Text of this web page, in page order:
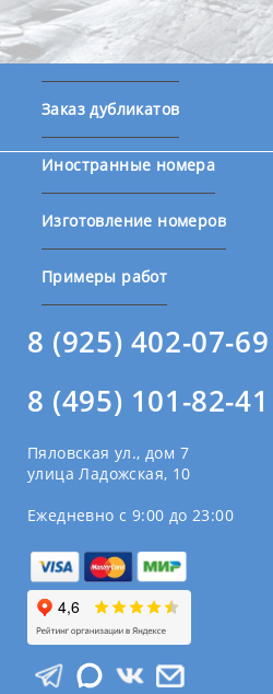
Заказ дубликатов
Иностранные номера
Изготовление номеров
Примеры работ
8 (925) 402-07-69
8 (495) 101-82-41
Пяловская ул., дом 7
улица Ладожская, 10
Ежедневно с 9:00 до 23:00